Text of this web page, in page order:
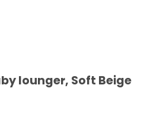
lounger, Soft Beige